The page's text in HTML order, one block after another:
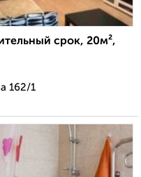
срок, 20м²,
162/1